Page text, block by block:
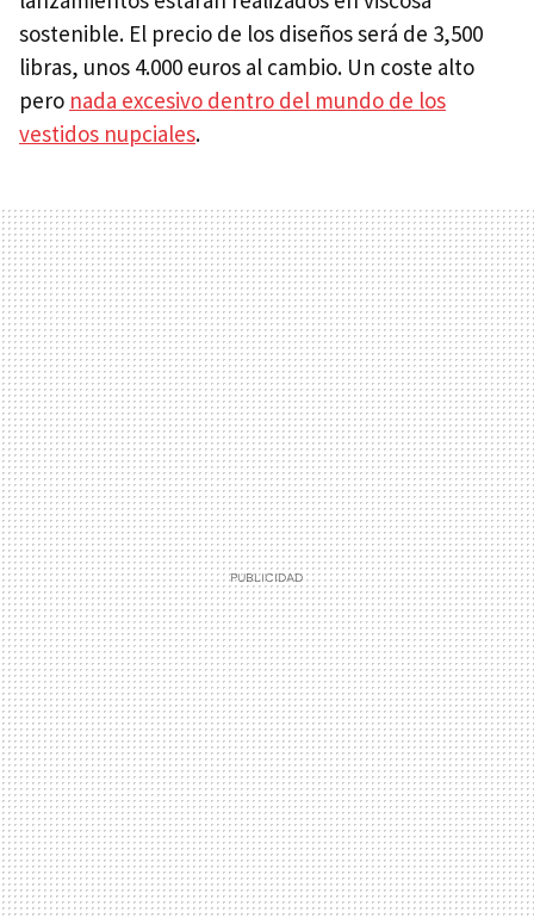
sostenible. El precio de los diseños será de 3,500
libras, unos 4.000 euros al cambio. Un coste alto
pero nada excesivo dentro del mundo de los
vestidos nupciales.